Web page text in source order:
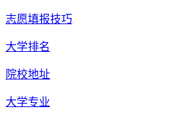
志愿填报技巧
大学排名
院校地址
大学专业